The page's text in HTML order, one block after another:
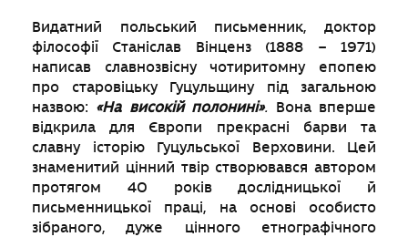
Видатний польський письменник, доктор
філософії Станіслав Вінценз (1888 – 1971)
написав славнозвісну чотиритомну епопею
про старовіцьку Гуцульщину під загальною
назвою: «На високій полонині». Вона вперше
відкрила для Європи прекрасні барви та
славну історію Гуцульської Верховини. Цей
знаменитий цінний твір створювався автором
протягом 40 років дослідницької й
письменницької праці, на основі особисто
зібраного, дуже цінного етнографічного